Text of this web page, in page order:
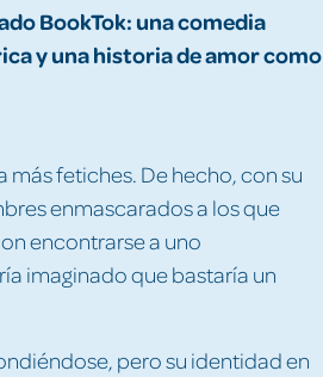
BookTok: una comedia
y unahistoria de amor como
más fetiches. De hecho, con su
enmascarados a los que
encontrarse a uno
imaginado que bastaría un
pero su identidad en